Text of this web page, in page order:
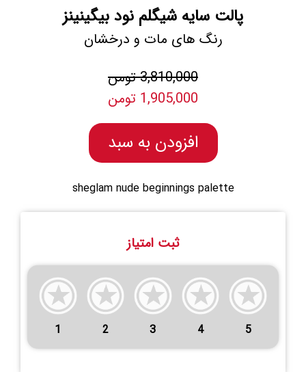
پالت سایه شیگلم نود بیگینینز
رنگ های مات و درخشان
3,810,000 تومن
1,905,000 تومن
افزودن به سبد
sheglam nude beginnings palette
ثبت امتیاز
1 2 3 4 5